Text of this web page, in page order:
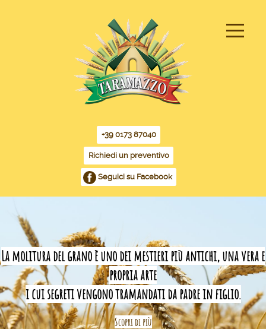
+39 0173 87040
Richiedi un preventivo
Seguici su Facebook
La molitura del grano è uno dei mestieri più antichi, una vera e
propria arte
i cui segreti vengono tramandati da padre in figlio.
Scopri di più